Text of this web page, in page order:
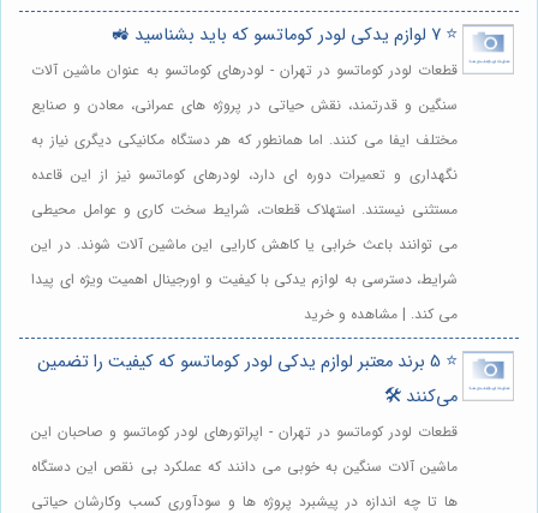
⭐️ 7 لوازم یدکی لودر کوماتسو که باید بشناسید 🚜
قطعات لودر کوماتسو در تهران - لودرهای کوماتسو به عنوان ماشین آلات
سنگین و قدرتمند، نقش حیاتی در پروژه های عمرانی، معادن و صنایع
مختلف ایفا می کنند. اما همانطور که هر دستگاه مکانیکی دیگری نیاز به
نگهداری و تعمیرات دوره ای دارد، لودرهای کوماتسو نیز از این قاعده
مستثنی نیستند. استهلاک قطعات، شرایط سخت کاری و عوامل محیطی
می توانند باعث خرابی یا کاهش کارایی این ماشین آلات شوند. در این
شرایط، دسترسی به لوازم یدکی با کیفیت و اورجینال اهمیت ویژه ای پیدا
می کند. | مشاهده و خرید
⭐️ 5 برند معتبر لوازم یدکی لودر کوماتسو که کیفیت را تضمین
می‌کنند 🛠️
قطعات لودر کوماتسو در تهران - اپراتورهای لودر کوماتسو و صاحبان این
ماشین آلات سنگین به خوبی می دانند که عملکرد بی نقص این دستگاه
ها تا چه اندازه در پیشبرد پروژه ها و سودآوری کسب وکارشان حیاتی